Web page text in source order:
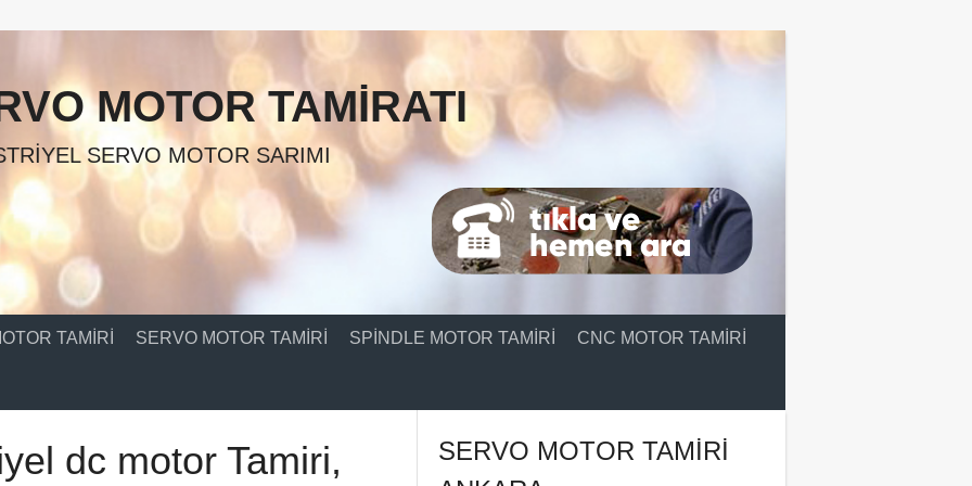
MOTOR TAMIRATI
SERVO MOTOR SARIMI
TAMIRI SERVO MOTOR TAMIRI SPINDLE MOTOR TAMIRI CNC MOTOR TAMIRI
dc motor Tamiri,
SERVO MOTOR TAMIRI